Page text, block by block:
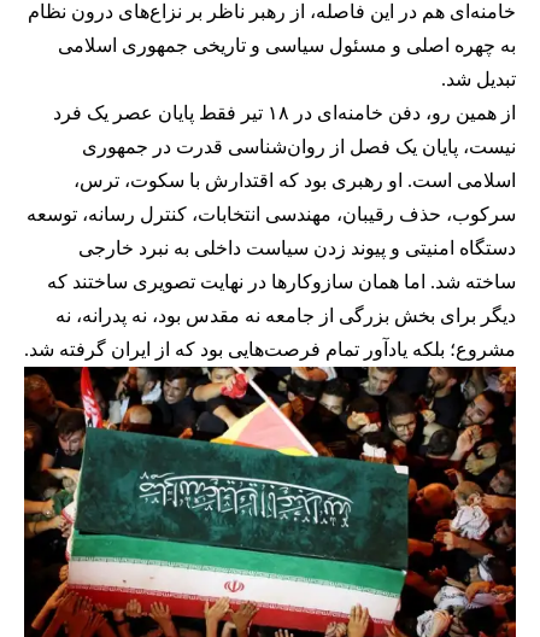
خامنه‌ای هم در این فاصله، از رهبر ناظر بر نزاع‌های درون نظام
به چهره اصلی و مسئول سیاسی و تاریخی جمهوری اسلامی
تبدیل شد.
از همین رو، دفن خامنه‌ای در ۱۸ تیر فقط پایان عصر یک فرد
نیست، پایان یک فصل از روان‌شناسی قدرت در جمهوری
اسلامی است. او رهبری بود که اقتدارش با سکوت، ترس،
سرکوب، حذف رقیبان، مهندسی انتخابات، کنترل رسانه، توسعه
دستگاه امنیتی و پیوند زدن سیاست داخلی به نبرد خارجی
ساخته شد. اما همان سازوکارها در نهایت تصویری ساختند که
دیگر برای بخش بزرگی از جامعه نه مقدس بود، نه پدرانه، نه
مشروع؛ بلکه یادآور تمام فرصت‌هایی بود که از ایران گرفته شد.